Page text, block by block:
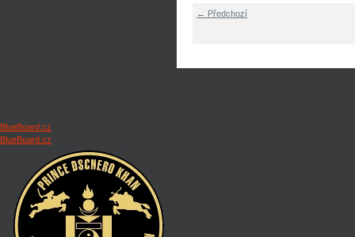
BlueBoard.cz
BlueBoard.cz
← Předchozí